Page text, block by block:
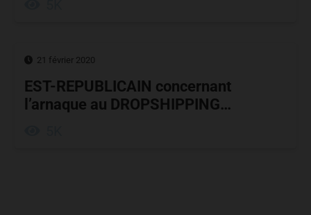
21 février 2020
EST-REPUBLICAIN concernant
l’arnaque au DROPSHIPPING…